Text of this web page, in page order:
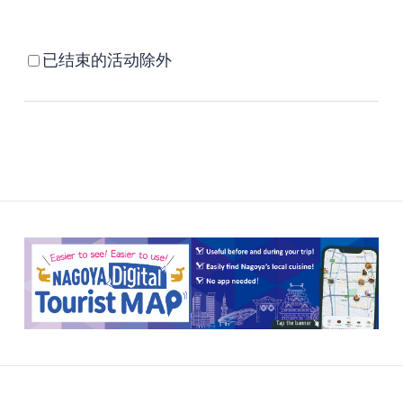
已结束的活动除外